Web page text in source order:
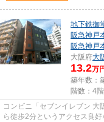
地下鉄御
阪急神戸
阪急神戸
大阪府大
13.2万
築年数：
階数：4
コンビニ「セブンイレブン
ら徒歩2分というアクセス良好